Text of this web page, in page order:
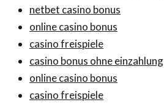
netbet casino bonus
online casino bonus
casino freispiele
casino bonus ohne einzahlung
online casino bonus
casino freispiele